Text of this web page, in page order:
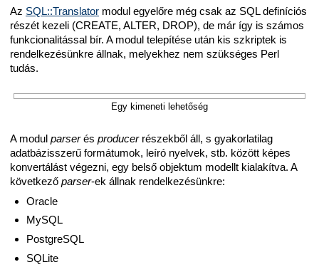
Az SQL::Translator modul egyelőre még csak az SQL definíciós
részét kezeli (CREATE, ALTER, DROP), de már így is számos
funkcionalitással bír. A modul telepítése után kis szkriptek is
rendelkezésünkre állnak, melyekhez nem szükséges Perl
tudás.
Egy kimeneti lehetőség
A modul parserés producerrészekből áll, s gyakorlatilag
adatbázisszerű formátumok, leíró nyelvek, stb. között képes
konvertálást végezni, egy belső objektum modellt kialakítva. A
következő parser-ek állnak rendelkezésünkre:
Oracle
MySQL
PostgreSQL
SQLite